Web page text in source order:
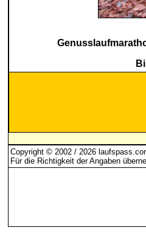
Copyright © 2002 / 2026
Für die Richtigkeit der Angaben